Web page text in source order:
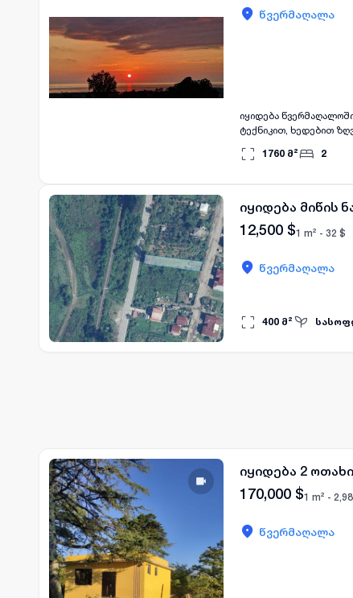
წვერმაღალა
იყიდება
ტექნიკით, ხედებით
მანქანით არის 2
1760 მ² 2
იყიდება მიწის
12,500 $1 m² - 32 $
წვერმაღალა
400 მ²
იყიდება 2
170,000 $1 m² -
წვერმაღალა